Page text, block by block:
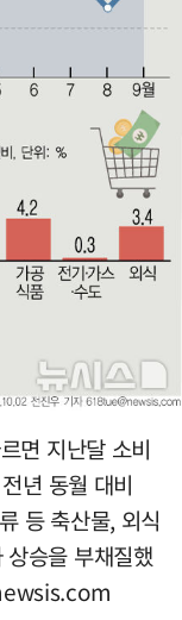
면 지난달 소비
년 동월 대비
등 축산물, 외식
승을 부채질했